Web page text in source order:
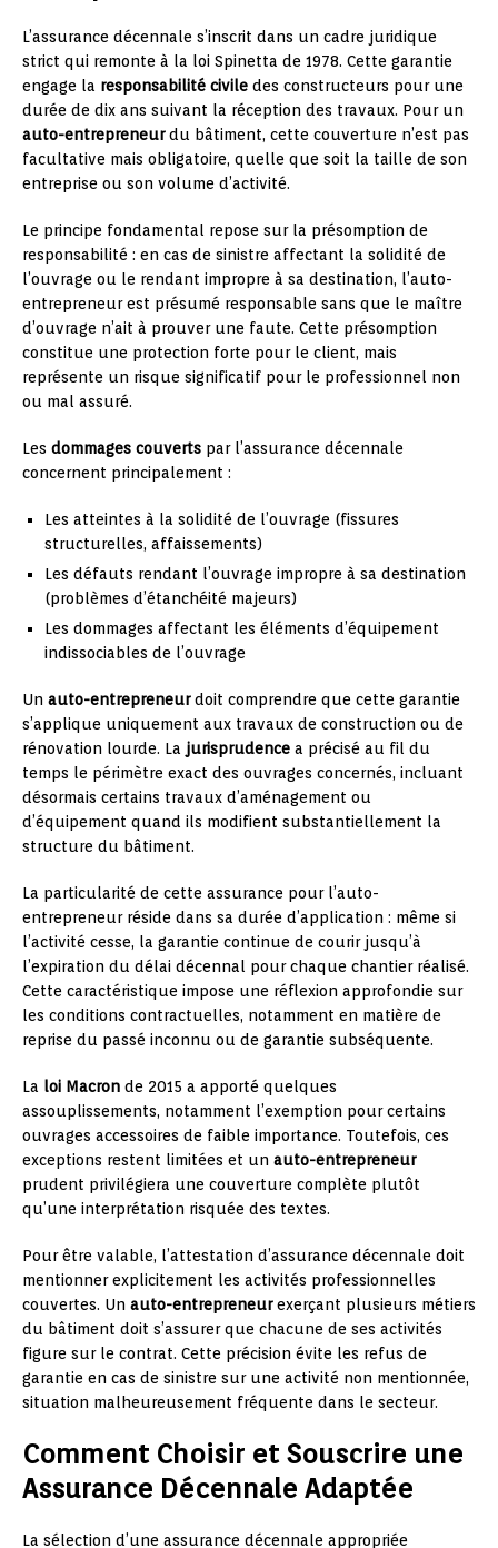
L’assurance décennale s’inscrit dans un cadre juridique
strict qui remonte à la loi Spinetta de 1978. Cette garantie
engage la responsabilité civile des constructeurs pour une
durée de dix ans suivant la réception des travaux. Pour un
auto-entrepreneurdu bâtiment, cette couverture n’est pas
facultative mais obligatoire, quelle que soit la taille de son
entreprise ou son volume d’activité.
Le principe fondamental repose sur la présomption de
responsabilité : en cas de sinistre affectant la solidité de
l’ouvrage ou le rendant impropre à sa destination, l’auto-
entrepreneur est présumé responsable sans que le maître
d’ouvrage n’ait à prouver une faute. Cette présomption
constitue une protection forte pour le client, mais
représente un risque significatif pour le professionnel non
ou mal assuré.
Les dommages couverts par l’assurance décennale
concernent principalement :
Les atteintes à la solidité de l’ouvrage (fissures
structurelles, affaissements)
Les défauts rendant l’ouvrage impropre à sa destination
(problèmes d’étanchéité majeurs)
Les dommages affectant les éléments d’équipement
indissociables de l’ouvrage
Un auto-entrepreneurdoit comprendre que cette garantie
s’applique uniquement aux travaux de construction ou de
rénovation lourde. La jurisprudence a précisé au fil du
temps le périmètre exact des ouvrages concernés, incluant
désormais certains travaux d’aménagement ou
d’équipement quand ils modifient substantiellement la
structure du bâtiment.
La particularité de cette assurance pour l’auto-
entrepreneur réside dans sa durée d’application : même si
l’activité cesse, la garantie continue de courir jusqu’à
l’expiration du délai décennal pour chaque chantier réalisé.
Cette caractéristique impose une réflexion approfondie sur
les conditions contractuelles, notamment en matière de
reprise du passé inconnu ou de garantie subséquente.
La loi Macron de 2015 a apporté quelques
assouplissements, notamment l’exemption pour certains
ouvrages accessoires de faible importance. Toutefois, ces
exceptions restent limitées et un auto-entrepreneur
prudent privilégiera une couverture complète plutôt
qu’une interprétation risquée des textes.
Pour être valable, l’attestation d’assurance décennale doit
mentionner explicitement les activités professionnelles
couvertes. Un auto-entrepreneurexerçant plusieurs métiers
du bâtiment doit s’assurer que chacune de ses activités
figure sur le contrat. Cette précision évite les refus de
garantie en cas de sinistre sur une activité non mentionnée,
situation malheureusement fréquente dans le secteur.
Comment Choisir et Souscrire une
Assurance Décennale Adaptée
La sélection d’une assurance décennale appropriée